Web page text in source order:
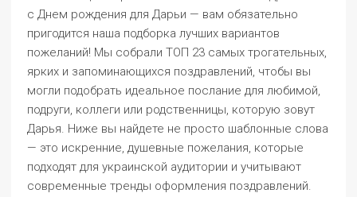
с Днем рождения для Дарьи — вам обязательно
пригодится наша подборка лучших вариантов
пожеланий! Мы собрали ТОП 23 самых трогательных,
ярких и запоминающихся поздравлений, чтобы вы
могли подобрать идеальное послание для любимой,
подруги, коллеги или родственницы, которую зовут
Дарья. Ниже вы найдете не просто шаблонные слова
— это искренние, душевные пожелания, которые
подходят для украинской аудитории и учитывают
современные тренды оформления поздравлений.